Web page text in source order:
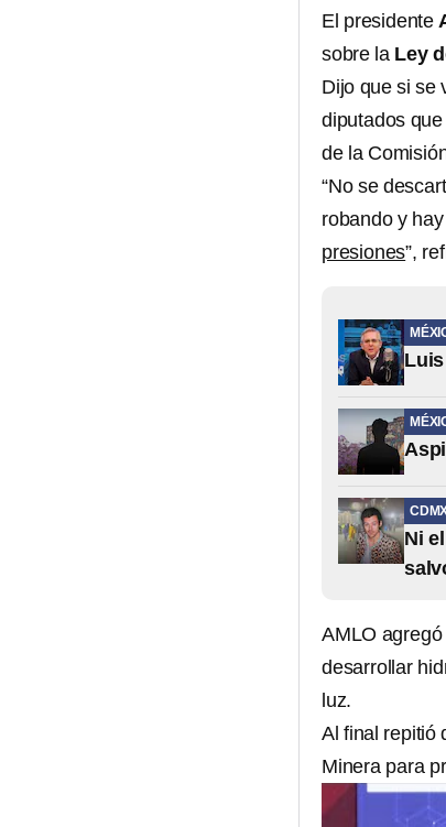
El presidente
sobre la Ley
Dijo que si se
diputados
de la
“No se
robando y
presiones”,
Ni
AMLO
desarrollar
luz.
Al final repitió
Minera para